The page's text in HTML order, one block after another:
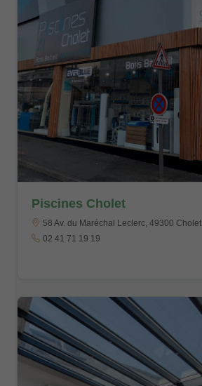
Piscines Cholet
58 Av. du Maréchal Leclerc, 49300 Cholet
02 41 71 19 19